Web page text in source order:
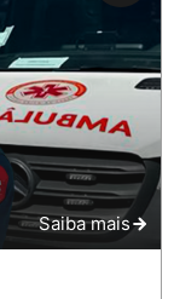
Saiba mais